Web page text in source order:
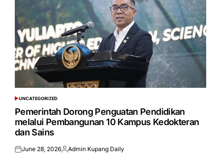
POSTED
IN
UNCATEGORIZED
Pemerintah Dorong Penguatan Pendidikan
melalui Pembangunan 10 Kampus Kedokteran
dan Sains
Posted
June 28, 2026Posted
Admin Kupang Daily